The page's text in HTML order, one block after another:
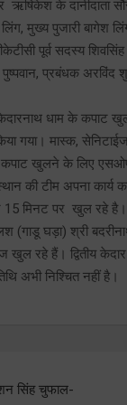
के दानीदाता
मुख्य पुजारी बागेश
पूर्व सदस्य शिवसिंह
प्रबंधक अरविंद
धाम के कपाट
गया। मास्क,
खुलने के लिए
की टीम अपना कार्य कर
मिनट पर खुल रहे है।
घड़ा) श्री
रहे हैं। द्वितीय
अभी निश्चित नहीं है।
सिंह चुफाल-